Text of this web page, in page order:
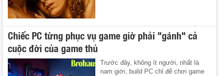
Chiếc PC từng phục vụ game giờ phải "gánh" cả
cuộc đời của game thủ
Trước đây, không ít người, nhất là
nam giới, build PC chỉ để chơi game